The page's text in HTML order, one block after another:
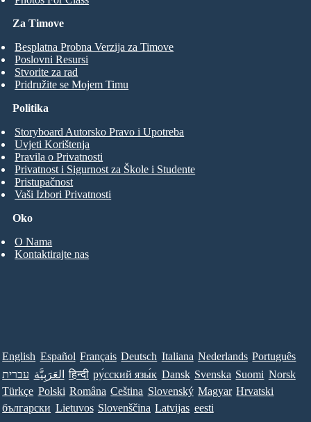
Za Timove
Besplatna Probna Verzija za Timove
Poslovni Resursi
Stvorite za rad
Pridružite se Mojem Timu
Oko
O Nama
Kontaktirajte nas
Politika
Storyboard Autorsko Pravo i Upotreba
Uvjeti Korištenja
Pravila o Privatnosti
Privatnost i Sigurnost za Škole i Studente
Pristupačnost
Vaši Izbori Privatnosti
English Español Français Deutsch Italiana Nederlands Português
עברית العَرَبِيَّة हिन्दी ру́сский язы́к Dansk Svenska Suomi Norsk
Türkçe Polski Româna Ceština Slovenský Magyar Hrvatski
български Lietuvos Slovenščina Latvijas eesti